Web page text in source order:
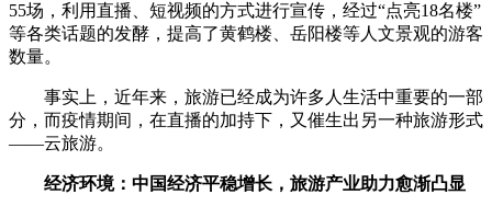
55场，利用直播、短视频的方式进行宣传，经过“点亮18名楼”
等各类话题的发酵，提高了黄鹤楼、岳阳楼等人文景观的游客
数量。
事实上，近年来，旅游已经成为许多人生活中重要的一部
分，而疫情期间，在直播的加持下，又催生出另一种旅游形式
——云旅游。
经济环境：中国经济平稳增长，旅游产业助力愈渐凸显